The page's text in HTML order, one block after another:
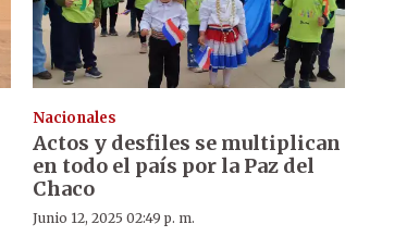
Nacionales
Actos y desfiles se multiplican
en todo el país por la Paz del
Chaco
Junio 12, 2025 02:49 p. m.